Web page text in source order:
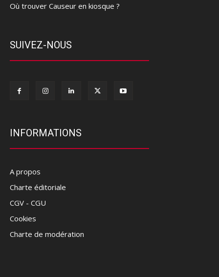
Où trouver Causeur en kiosque ?
SUIVEZ-NOUS
INFORMATIONS
A propos
Charte éditoriale
CGV - CGU
Cookies
Charte de modération